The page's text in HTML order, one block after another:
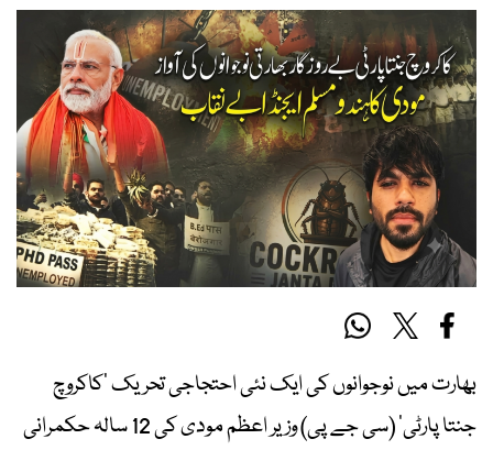
بھارت میں نوجوانوں کی ایک نئی احتجاجی تحریک ’کاکروچ
جنتا پارٹی‘ (سی جے پی) وزیر اعظم مودی کی 12 سالہ حکمرانی